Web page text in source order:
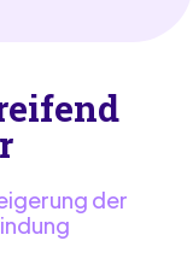
der